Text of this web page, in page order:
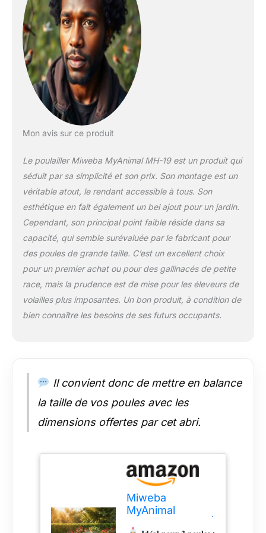
Grillage galvanisé et
plusieurs portes
(intérieures et
extérieures) pour
protéger vos poules
des prédateurs
𝐃𝐞𝐬𝐢𝐠𝐧 𝐚𝐬𝐭𝐮𝐜𝐢𝐞𝐮𝐱 :
Comprend deux
Mon avis sur ce produit
Le poulailler Miweba MyAnimal MH-19 est un produit qui
séduit par sa simplicité et son prix. Son montage est un
véritable atout, le rendant accessible à tous. Son
esthétique en fait également un bel ajout pour un jardin.
Cependant, son principal point faible réside dans sa
capacité, qui semble surévaluée par le fabricant pour
des poules de grande taille. C’est un excellent choix
pour un premier achat ou pour des gallinacés de petite
race, mais la prudence est de mise pour les éleveurs de
volailles plus imposantes. Un bon produit, à condition de
bien connaître les besoins de ses futurs occupants.
Il convient donc de mettre en balance
la taille de vos poules avec les
dimensions offertes par cet abri.
Miweba
MyAnimal